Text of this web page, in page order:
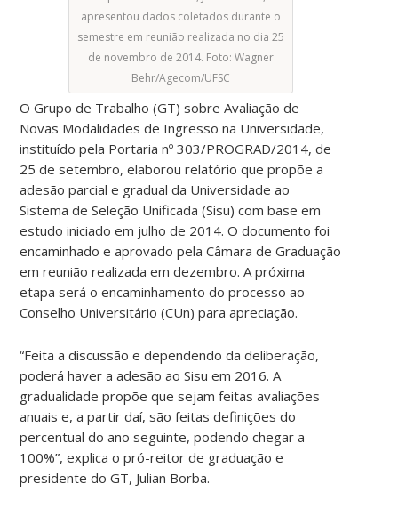
apresentou dados coletados durante o
semestre em reunião realizada no dia 25
de novembro de 2014. Foto: Wagner
Behr/Agecom/UFSC
O Grupo de Trabalho (GT) sobre Avaliação de
Novas Modalidades de Ingresso na Universidade,
instituído pela Portaria nº 303/PROGRAD/2014, de
25 de setembro, elaborou relatório que propõe a
adesão parcial e gradual da Universidade ao
Sistema de Seleção Unificada (Sisu) com base em
estudo iniciado em julho de 2014. O documento foi
encaminhado e aprovado pela Câmara de Graduação
em reunião realizada em dezembro. A próxima
etapa será o encaminhamento do processo ao
Conselho Universitário (CUn) para apreciação.
“Feita a discussão e dependendo da deliberação,
poderá haver a adesão ao Sisu em 2016. A
gradualidade propõe que sejam feitas avaliações
anuais e, a partir daí, são feitas definições do
percentual do ano seguinte, podendo chegar a
100%”, explica o pró-reitor de graduação e
presidente do GT, Julian Borba.